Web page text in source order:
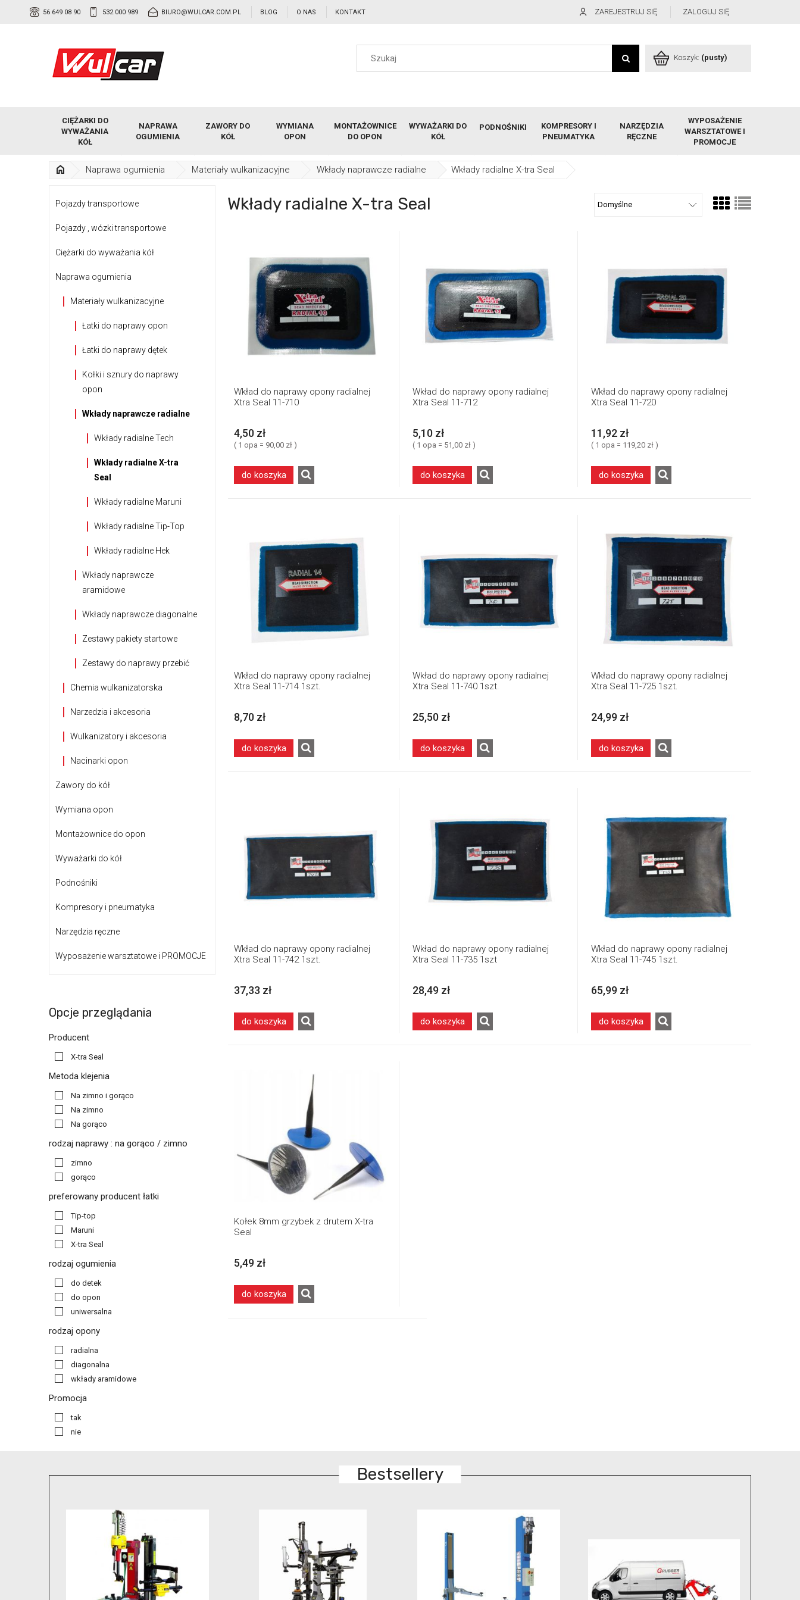
56 649 08 90 532 000 989 BIURO@WULCAR.COM.PL BLOG O NAS KONTAKT ZAREJESTRUJ SIĘ ZALOGUJ SIĘ
Koszyk: (pusty)
CIĘŻARKI DO
WYWAŻANIA
KÓŁ
NAPRAWA
OGUMIENIA
ZAWORY DO
KÓŁ
WYMIANA
OPON
MONTAŻOWNICE
DO OPON
WYWAŻARKI DO
KÓŁ
PODNOŚNIKI
KOMPRESORY I
PNEUMATYKA
NARZĘDZIA
RĘCZNE
WYPOSAŻENIE
WARSZTATOWE I
PROMOCJE
Naprawa ogumienia Materiały wulkanizacyjne Wkłady naprawcze radialne Wkłady radialne X-tra Seal
Pojazdy transportowe
Pojazdy , wózki transportowe
Ciężarki do wyważania kół
Naprawa ogumienia
Materiały wulkanizacyjne
Łatki do naprawy opon
Łatki do naprawy dętek
Kołki i sznury do naprawy
opon
Wkłady naprawcze radialne
Wkłady radialne Tech
Wkłady radialne X-tra
Seal
Wkłady radialne Maruni
Wkłady radialne Tip-Top
Wkłady radialne Hek
Wkłady naprawcze
aramidowe
Wkłady naprawcze diagonalne
Zestawy pakiety startowe
Zestawy do naprawy przebić
Chemia wulkanizatorska
Narzedzia i akcesoria
Wulkanizatory i akcesoria
Nacinarki opon
Zawory do kół
Wymiana opon
Montażownice do opon
Wyważarki do kół
Podnośniki
Kompresory i pneumatyka
Narzędzia ręczne
Wyposażenie warsztatowe i PROMOCJE
Opcje przeglądania
Producent
X-tra Seal
Metoda klejenia
Na zimno i gorąco
Na zimno
Na gorąco
rodzaj naprawy : na gorąco / zimno
zimno
gorąco
preferowany producent łatki
Tip-top
Maruni
X-tra Seal
rodzaj ogumienia
do detek
do opon
uniwersalna
rodzaj opony
radialna
diagonalna
wkłady aramidowe
Promocja
tak
nie
Wkłady radialne X-tra Seal
Wkład do naprawy opony radialnej
Xtra Seal 11-710
4,50 zł
( 1 opa = 90,00 zł )
do koszyka
Wkład do naprawy opony radialnej
Xtra Seal 11-712
5,10 zł
( 1 opa = 51,00 zł )
do koszyka
Wkład do naprawy opony radialnej
Xtra Seal 11-720
11,92 zł
( 1 opa = 119,20 zł )
do koszyka
Wkład do naprawy opony radialnej
Xtra Seal 11-714 1szt.
8,70 zł
do koszyka
Wkład do naprawy opony radialnej
Xtra Seal 11-740 1szt.
25,50 zł
do koszyka
Wkład do naprawy opony radialnej
Xtra Seal 11-725 1szt.
24,99 zł
do koszyka
Wkład do naprawy opony radialnej
Xtra Seal 11-742 1szt.
37,33 zł
do koszyka
Wkład do naprawy opony radialnej
Xtra Seal 11-735 1szt
28,49 zł
do koszyka
Wkład do naprawy opony radialnej
Xtra Seal 11-745 1szt.
65,99 zł
do koszyka
Kołek 8mm grzybek z drutem X-tra
Seal
5,49 zł
do koszyka
Bestsellery